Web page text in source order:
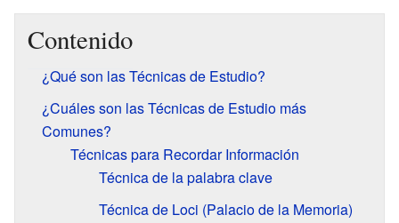
Contenido
¿Qué son las Técnicas de Estudio?
¿Cuáles son las Técnicas de Estudio más
Comunes?
Técnicas para Recordar Información
Técnica de la palabra clave
Técnica de Loci (Palacio de la Memoria)